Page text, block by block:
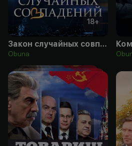
18+
Закон случайных совпадений
Obuna